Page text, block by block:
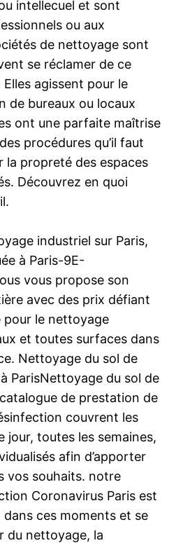
intellecuel et sont
ou aux
de nettoyage sont
se réclamer de ce
Elles agissent pour le
de bureaux ou locaux
ont une parfaite maîtrise
procédures qu’il faut
la propreté des espaces
Découvrez en quoi
industriel sur Paris,
à Paris-9E-
vous propose son
avec des prix défiant
le nettoyage
et toutes surfaces dans
Nettoyage du sol de
ParisNettoyage du sol de
de prestation de
couvrent les
jour, toutes les semaines,
afin d’apporter
vos souhaits. notre
Coronavirus Paris est
ces moments et se
du nettoyage, la